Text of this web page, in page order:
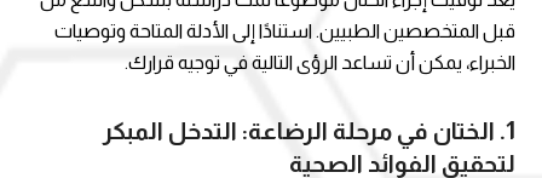
قبل المتخصصين الطبيين. استنادًا إلى الأدلة المتاحة وتوصيات
الخبراء، يمكن أن تساعد الرؤى التالية في توجيه قرارك.
1. الختان في مرحلة الرضاعة: التدخل المبكر
لتحقيق الفوائد الصحية